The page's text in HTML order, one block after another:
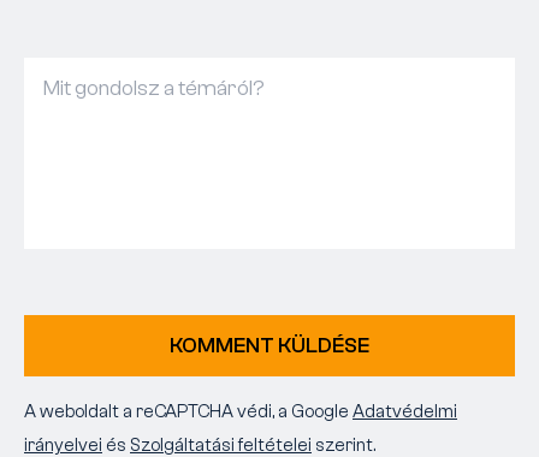
KOMMENT KÜLDÉSE
A weboldalt a reCAPTCHA védi, a Google Adatvédelmi
irányelvei és Szolgáltatási feltételei szerint.